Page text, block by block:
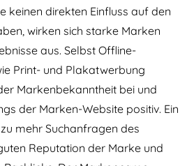
keinen direkten Einfluss auf den
wirken sich starke Marken
aus. Selbst Offline-
Print- und Plakatwerbung
Markenbekanntheit bei und
der Marken-Website positiv. Ein
mehr Suchanfragen des
Reputation der Marke und